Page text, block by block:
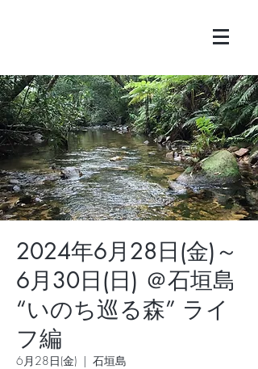
2024年6月28日(金)～
6月30日(日) ＠石垣島
“いのち巡る森” ライ
フ編
6月28日(金)
  |
石垣島